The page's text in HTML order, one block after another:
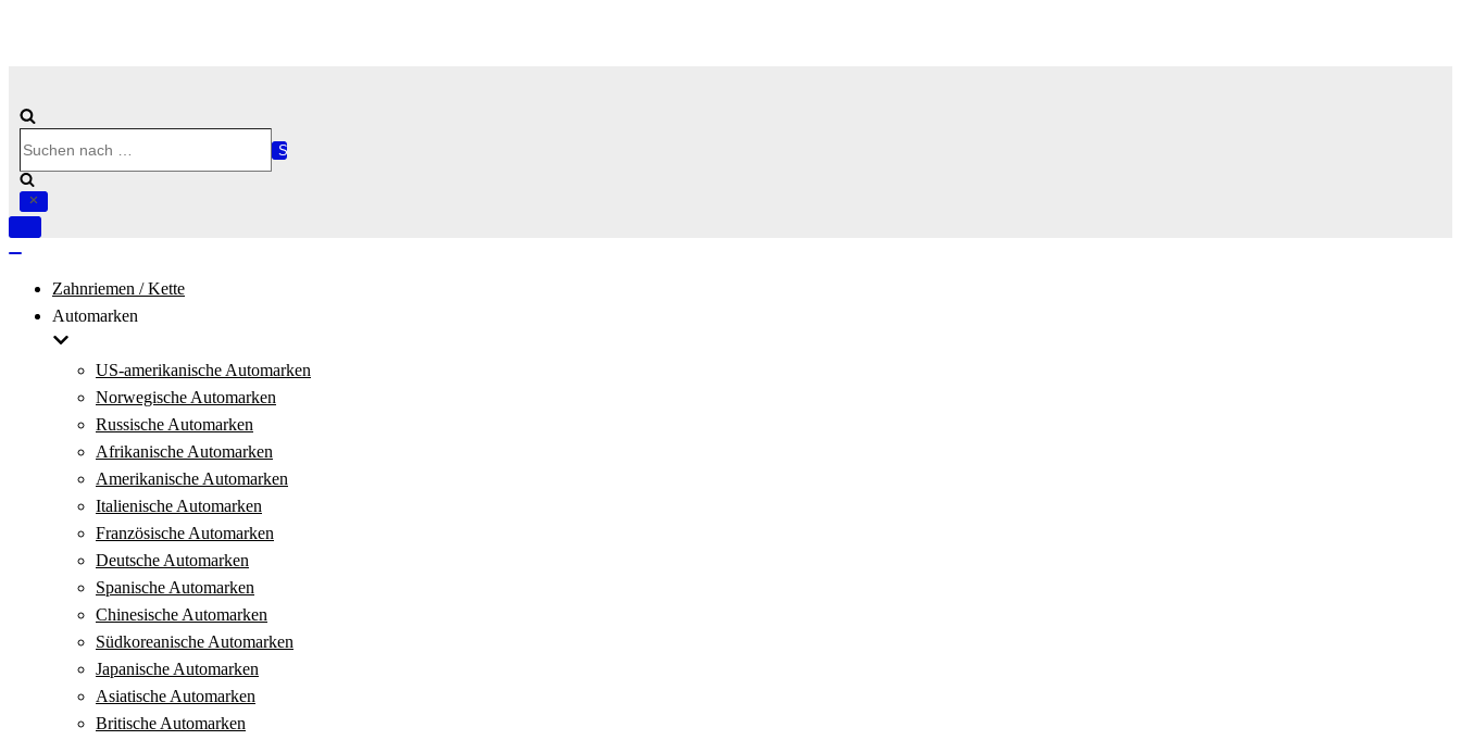
nach …
Navigation
Zahnriemen / Kette
Automarken
US-amerikanische Automarken
Norwegische Automarken
Russische Automarken
Afrikanische Automarken
Amerikanische Automarken
Italienische Automarken
Französische Automarken
Deutsche Automarken
Spanische Automarken
Chinesische Automarken
Südkoreanische Automarken
Japanische Automarken
Asiatische Automarken
Britische Automarken